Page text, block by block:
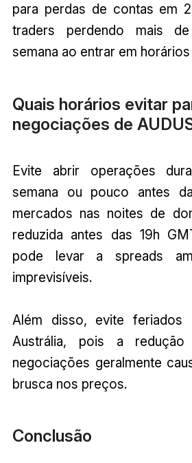
para perdas de contas em
traders perdendo mais
semana ao entrar em
Quais horários evitar
negociações de
Evite abrir operações
semana ou pouco antes
mercados nas noites de
reduzida antes das 19h
pode levar a spreads
imprevisíveis.
Além disso, evite
Austrália, pois a
negociações geralmente
brusca nos preços.
Conclusão